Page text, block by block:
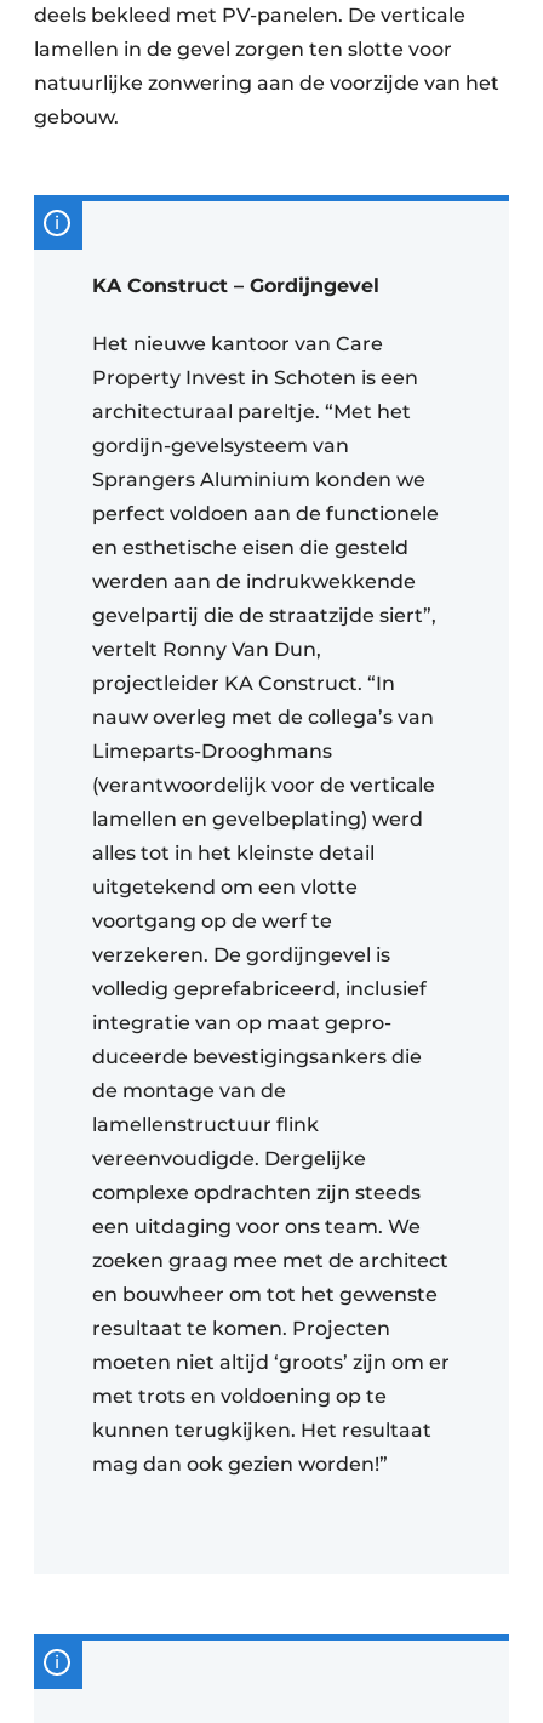
deels bekleed met PV-panelen. De verticale
lamellen in de gevel zorgen ten slotte voor
natuurlijke zonwering aan de voorzijde van het
gebouw.
KA Construct – Gordijngevel
Het nieuwe kantoor van Care
Property Invest in Schoten is een
architecturaal pareltje. “Met het
gordijn-gevelsysteem van
Sprangers Aluminium konden we
perfect voldoen aan de functionele
en esthetische eisen die gesteld
werden aan de indrukwekkende
gevelpartij die de straatzijde siert”,
vertelt Ronny Van Dun,
projectleider KA Construct. “In
nauw overleg met de collega’s van
Limeparts-Drooghmans
(verantwoordelijk voor de verticale
lamellen en gevelbeplating) werd
alles tot in het kleinste detail
uitgetekend om een vlotte
voortgang op de werf te
verzekeren. De gordijngevel is
volledig geprefabriceerd, inclusief
integratie van op maat gepro-
duceerde bevestigingsankers die
de montage van de
lamellenstructuur flink
vereenvoudigde. Dergelijke
complexe opdrachten zijn steeds
een uitdaging voor ons team. We
zoeken graag mee met de architect
en bouwheer om tot het gewenste
resultaat te komen. Projecten
moeten niet altijd ‘groots’ zijn om er
met trots en voldoening op te
kunnen terugkijken. Het resultaat
mag dan ook gezien worden!”